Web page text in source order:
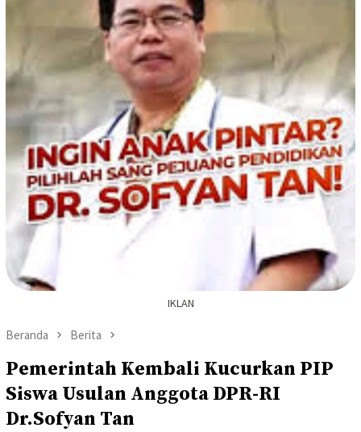
IKLAN
Beranda Berita
Pemerintah Kembali Kucurkan PIP
Siswa Usulan Anggota DPR-RI
Dr.Sofyan Tan